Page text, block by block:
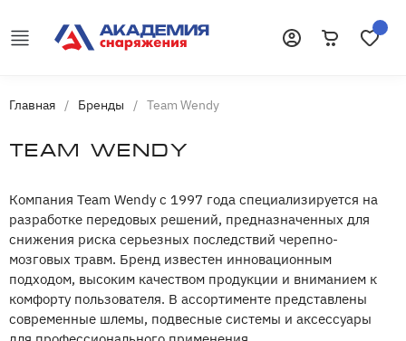
Главная / Бренды / Team Wendy
Team Wendy
Компания Team Wendy с 1997 года специализируется на
разработке передовых решений, предназначенных для
снижения риска серьезных последствий черепно-
мозговых травм. Бренд известен инновационным
подходом, высоким качеством продукции и вниманием к
комфорту пользователя. В ассортименте представлены
современные шлемы, подвесные системы и аксессуары